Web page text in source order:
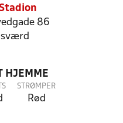
86
HJEMME
STRØMPER
Rød